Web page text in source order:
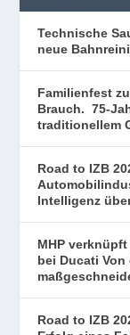
Technische
neue
Familienfest
Brauch. 75-
traditionellem
Road to IZB
Intelligenz
MHP
bei Ducati
Road to IZB